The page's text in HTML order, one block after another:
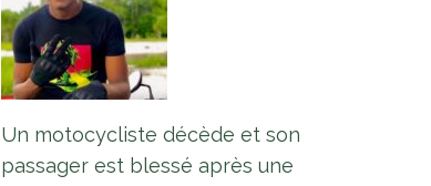
Un motocycliste décède et son
passager est blessé après une